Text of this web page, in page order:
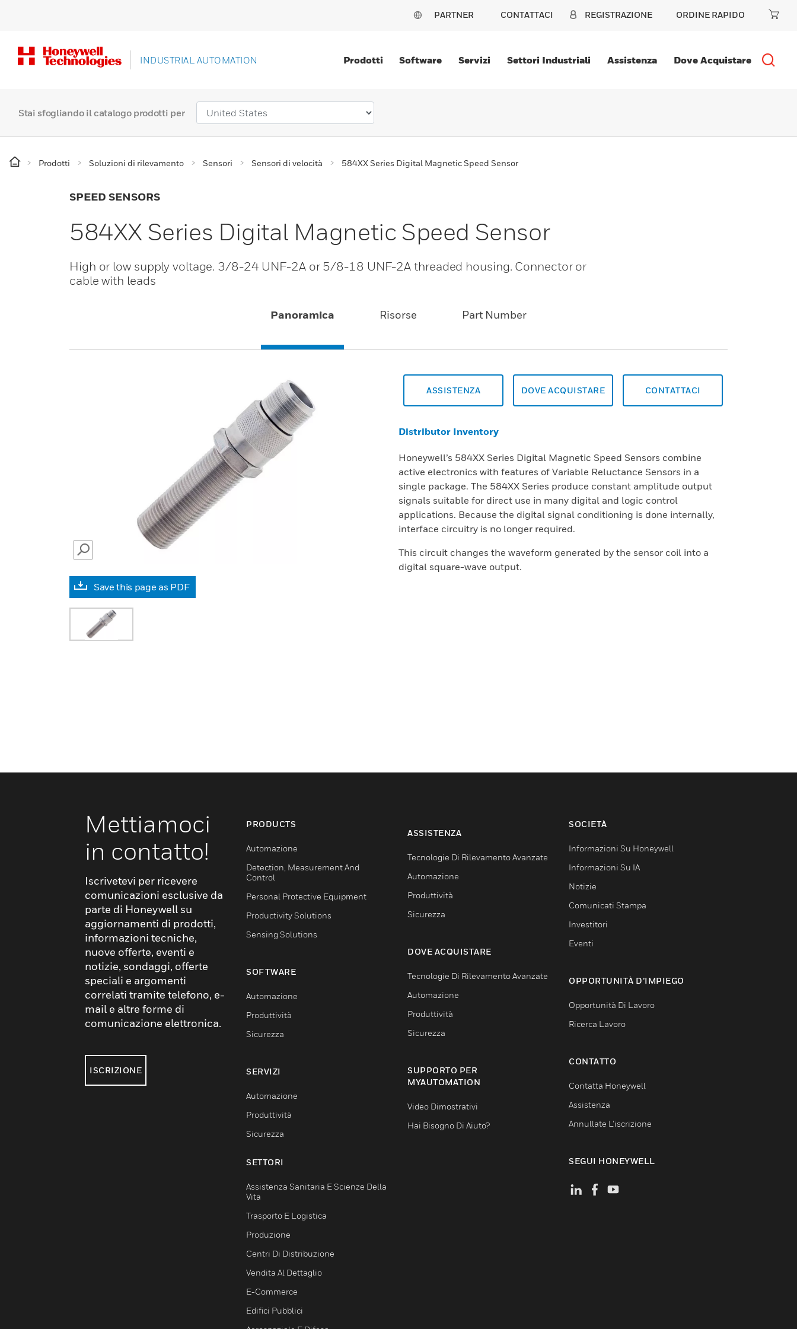
PARTNER CONTATTACI REGISTRAZIONE ORDINE RAPIDO
INDUSTRIAL AUTOMATION Prodotti Software Servizi Settori Industriali Assistenza Dove Acquistare
Stai sfogliando il catalogo prodotti per
Prodotti Soluzioni di rilevamento Sensori Sensori di velocità 584XX Series Digital Magnetic Speed Sensor
SPEED SENSORS
584XX Series Digital Magnetic Speed Sensor
High or low supply voltage. 3/8-24 UNF-2A or 5/8-18 UNF-2A threaded housing. Connector or
cable with leads
Panoramica Risorse Part Number
SEARCH
Save this page as PDF
ASSISTENZA DOVE ACQUISTARE CONTATTACI
Distributor Inventory
Honeywell’s 584XX Series Digital Magnetic Speed Sensors combine
active electronics with features of Variable Reluctance Sensors in a
single package. The 584XX Series produce constant amplitude output
signals suitable for direct use in many digital and logic control
applications. Because the digital signal conditioning is done internally,
interface circuitry is no longer required.
This circuit changes the waveform generated by the sensor coil into a
digital square-wave output.
Mettiamoci
in contatto!
Iscrivetevi per ricevere
comunicazioni esclusive da
parte di Honeywell su
aggiornamenti di prodotti,
informazioni tecniche,
nuove offerte, eventi e
notizie, sondaggi, offerte
speciali e argomenti
correlati tramite telefono, e-
mail e altre forme di
comunicazione elettronica.
ISCRIZIONE
PRODUCTS
Automazione
Detection, Measurement And
Control
Personal Protective Equipment
Productivity Solutions
Sensing Solutions
SOFTWARE
Automazione
Produttività
Sicurezza
SERVIZI
Automazione
Produttività
Sicurezza
SETTORI
Assistenza Sanitaria E Scienze Della
Vita
Trasporto E Logistica
Produzione
Centri Di Distribuzione
Vendita Al Dettaglio
E-Commerce
Edifici Pubblici
ASSISTENZA
Tecnologie Di Rilevamento Avanzate
Automazione
Produttività
Sicurezza
DOVE ACQUISTARE
Tecnologie Di Rilevamento Avanzate
Automazione
Produttività
Sicurezza
SUPPORTO PER
MYAUTOMATION
Video Dimostrativi
Hai Bisogno Di Aiuto?
SOCIETÀ
Informazioni Su Honeywell
Informazioni Su IA
Notizie
Comunicati Stampa
Investitori
Eventi
OPPORTUNITÀ D’IMPIEGO
Opportunità Di Lavoro
Ricerca Lavoro
CONTATTO
Contatta Honeywell
Assistenza
Annullate L’iscrizione
SEGUI HONEYWELL